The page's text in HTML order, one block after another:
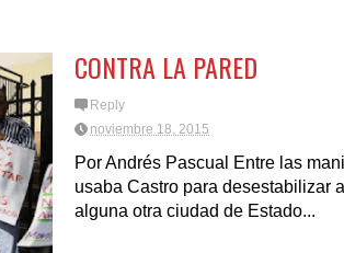
CONTRA LA PARED
Reply
noviembre 18, 2015
Por Andrés Pascual Entre las
usaba Castro para desestabilizar
alguna otra ciudad de Estado...